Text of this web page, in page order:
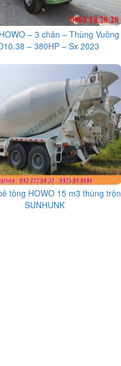
– 3 chân – Thùng Vuông
– 380HP – Sx 2023
tông HOWO 15 m3 thùng trộn
SUNHUNK